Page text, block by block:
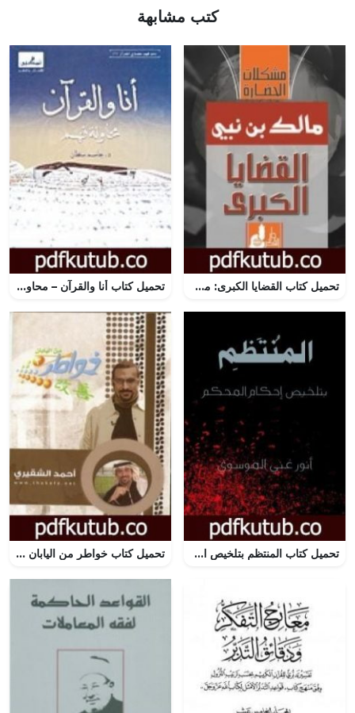
كتب مشابهة
تحميل كتاب القضايا الكبرى: مشكلات الحضارة PDF تأليف مالك بن نبي مجانا [كامل] تحميل كتاب أنا والقرآن – محاولة فهم PDF تأليف جاسم محمد سلطان مجانا [كامل]
تحميل كتاب المنتظم بتلخيص احكام المحكم PDF تأليف أنور غني الموسوي مجانا [كامل] تحميل كتاب خواطر من اليابان PDF تأليف أحمد الشقيري مجانا [كامل]